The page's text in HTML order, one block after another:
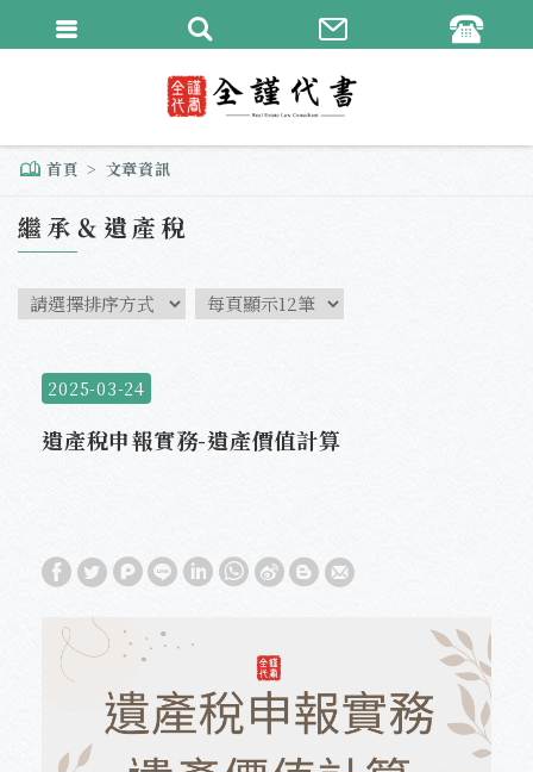
首頁 文章資訊
繼承＆遺產稅
2025-03-24
遺產稅申報實務-遺產價值計算
繁體中文
English